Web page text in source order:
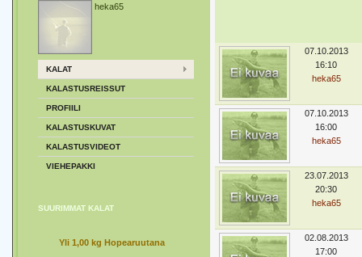
heka65
KALAT
KALASTUSREISSUT
PROFIILI
KALASTUSKUVAT
KALASTUSVIDEOT
VIEHEPAKKI
SUURIMMAT KALAT
Yli 1,00 kg Hopearuutana
07.10.2013
16:10
heka65
07.10.2013
16:00
heka65
23.07.2013
20:30
heka65
02.08.2013
17:00